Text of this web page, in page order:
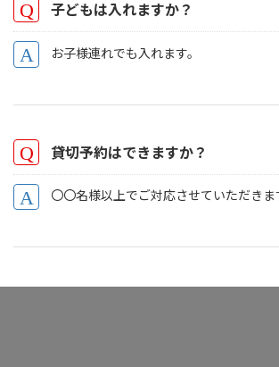
子どもは入れますか？
お子様連れでも入れます。
貸切予約はできますか？
〇〇名様以上でご対応させていただきま